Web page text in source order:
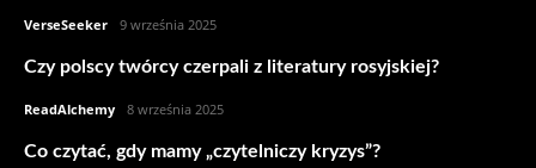
VerseSeeker 9 września 2025
Czy polscy twórcy czerpali z literatury rosyjskiej?
ReadAlchemy 8 września 2025
Co czytać, gdy mamy „czytelniczy kryzys”?